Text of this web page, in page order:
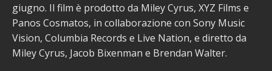
giugno. Il film è prodotto da Miley Cyrus, XYZ Films e
Panos Cosmatos, in collaborazione con Sony Music
Vision, Columbia Records e Live Nation, e diretto da
Miley Cyrus, Jacob Bixenman e Brendan Walter.